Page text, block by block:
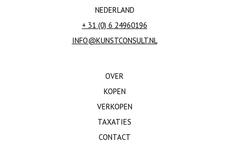
NEDERLAND
+ 31 (0) 6 24960196
INFO@KUNSTCONSULT.NL
OVER
KOPEN
VERKOPEN
TAXATIES
CONTACT